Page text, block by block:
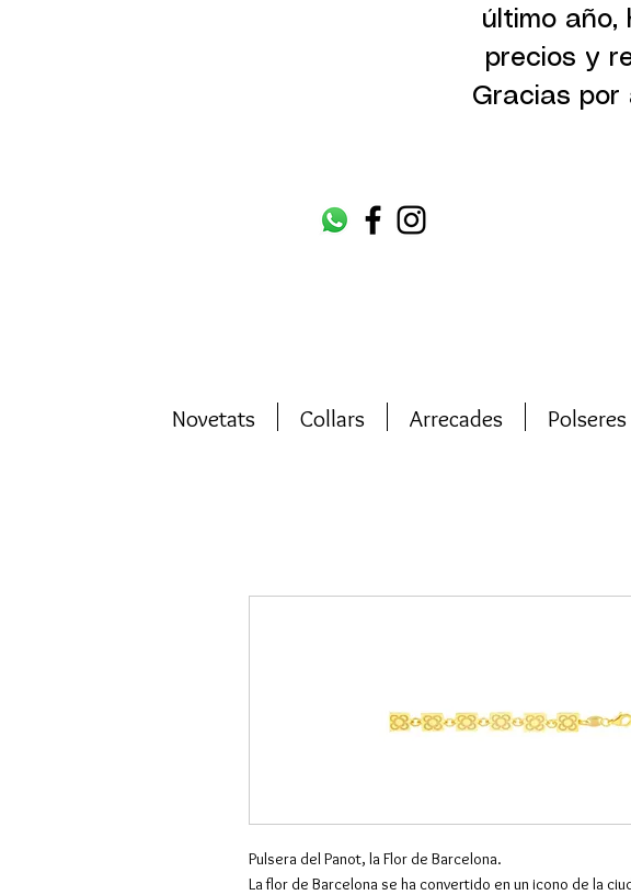
último año,
precios y
Gracias por
Novetats Collars Arrecades Polseres
Pulsera del Panot, la Flor de Barcelona.
La flor de Barcelona se ha convertido en un icono de la